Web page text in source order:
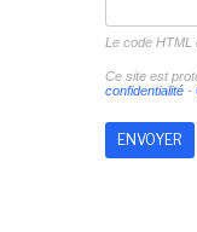
Le code HTML
Ce site est
confidentialité-